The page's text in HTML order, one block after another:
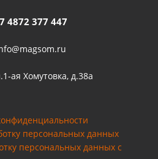
4872 377 447
ая Хомутовка, д.38а
персональных данных
персональных данных с